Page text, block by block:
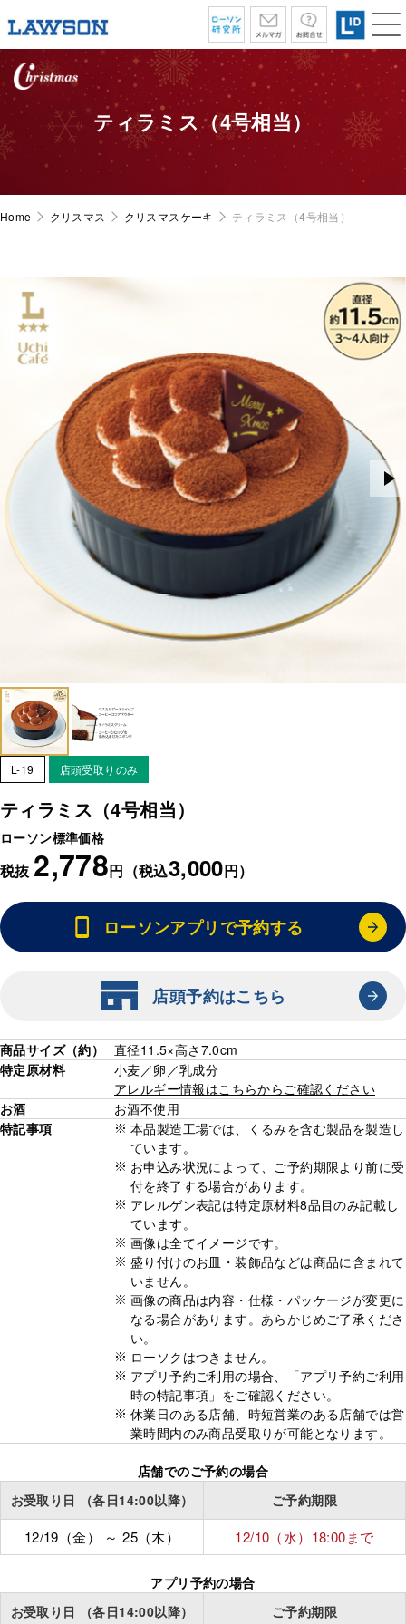
ティラミス（4号相当）
Home クリスマス クリスマスケーキ ティラミス（4号相当）
L-19 店頭受取りのみ
ティラミス（4号相当）
ローソン標準価格
税抜 2,778円（税込3,000円）
ローソンアプリで予約する
店頭予約はこちら
商品サイズ（約）
直径11.5×高さ7.0cm
特定原材料
小麦／卵／乳成分
アレルギー情報はこちらからご確認ください
お酒
お酒不使用
特記事項
本品製造工場では、くるみを含む製品を製造し
ています。
お申込み状況によって、ご予約期限より前に受
付を終了する場合があります。
アレルゲン表記は特定原材料8品目のみ記載し
ています。
画像は全てイメージです。
盛り付けのお皿・装飾品などは商品に含まれて
いません。
画像の商品は内容・仕様・パッケージが変更に
なる場合があります。あらかじめご了承くださ
い。
ローソクはつきません。
アプリ予約ご利用の場合、「アプリ予約ご利用
時の特記事項」をご確認ください。
休業日のある店舗、時短営業のある店舗では営
業時間内のみ商品受取りが可能となります。
店舗でのご予約の場合
お受取り日
（各日14:00以降） ご予約期限
12/19（金） ～25（木） 12/10（水） 18:00まで
アプリ予約の場合
お受取り日
（各日14:00以降） ご予約期限